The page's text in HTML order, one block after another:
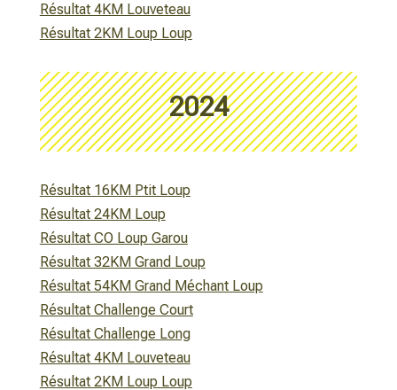
Résultat 4KM Louveteau
Résultat 2KM Loup Loup
2024
Résultat 16KM Ptit Loup
Résultat 24KM Loup
Résultat CO Loup Garou
Résultat 32KM Grand Loup
Résultat 54KM Grand Méchant Loup
Résultat Challenge Court
Résultat Challenge Long
Résultat 4KM Louveteau
Résultat 2KM Loup Loup